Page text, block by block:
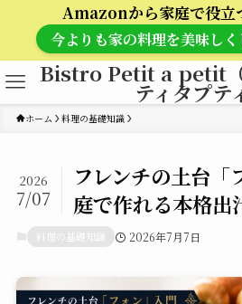
Amazonから家庭で役立
今よりも家の料理を美味しく
Bistro Petit a petit
ティタプテ
ホーム 料理の基礎知識
フレンチの土台「
庭で作れる本格出
2026
7/07
料理の基礎知識 2026年7月7日